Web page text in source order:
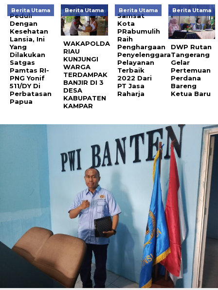
Berita Utama
Peduli
Dengan
Kesehatan
Lansia, Ini
Yang
Dilakukan
Satgas
Pamtas RI-
PNG Yonif
511/DY Di
Perbatasan
Papua
Berita Utama
WAKAPOLDA
RIAU
KUNJUNGI
WARGA
TERDAMPAK
BANJIR DI 3
DESA
KABUPATEN
KAMPAR
Berita Utama
Samsat
Kota
PRabumulih
Raih
Penghargaan
Penyelenggara
Pelayanan
Terbaik
2022 Dari
PT Jasa
Raharja
Berita Utama
DWP Rutan
Tangerang
Gelar
Pertemuan
Perdana
Bareng
Ketua Baru